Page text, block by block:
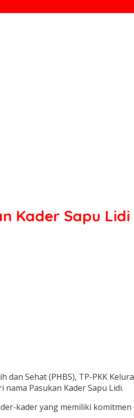
Kader Sapu Lidi
Sehat (PHBS), TP-PKK
Pasukan Kader Sapu Lidi.
kader yang memiliki